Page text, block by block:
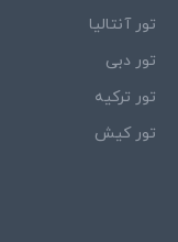
تور آنتالیا
تور دبی
تور ترکیه
تور کیش